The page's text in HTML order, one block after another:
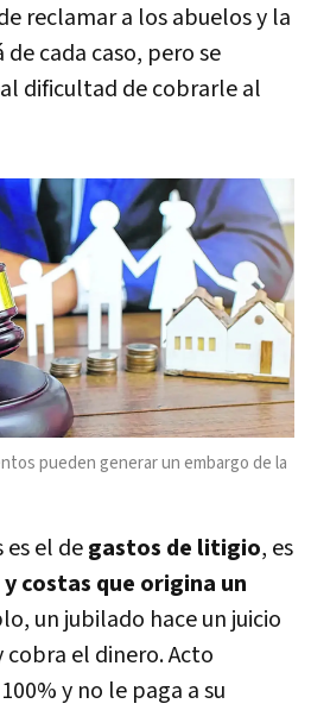
reclamar a los abuelos y la
cada caso, pero se
dificultad de cobrarle al
pueden generar un embargo de la
es el degastos de litigio, es
costas que origina un
un jubilado hace un juicio
cobra el dinero. Acto
y no le paga a su